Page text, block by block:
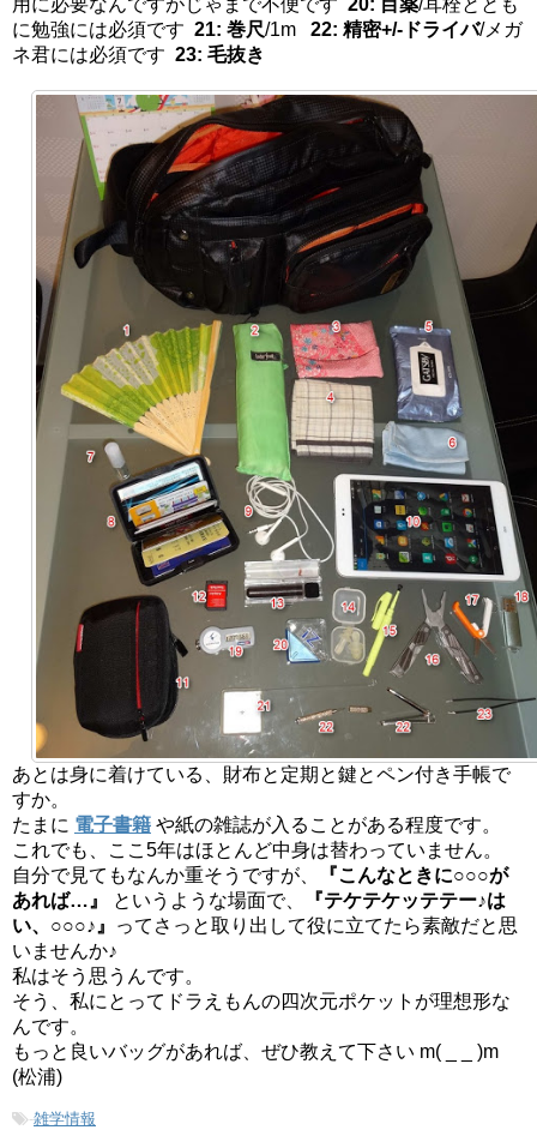
に勉強には必須です 21: 巻尺/1m 22: 精密+/-ドライバ/メガ
ネ君には必須です 23: 毛抜き
あとは身に着けている、財布と定期と鍵とペン付き手帳で
すか。
たまに 電子書籍 や紙の雑誌が入ることがある程度です。
これでも、ここ5年はほとんど中身は替わっていません。
自分で見てもなんか重そうですが、
『こんなときに○○○が
あれば…』
というような場面で、
『テケテケッテテー♪は
い、○○○♪』
ってさっと取り出して役に立てたら素敵だと思
いませんか♪
私はそう思うんです。
そう、私にとってドラえもんの四次元ポケットが理想形な
んです。
もっと良いバッグがあれば、ぜひ教えて下さい m( _ _ )m
(松浦)
-雑学情報